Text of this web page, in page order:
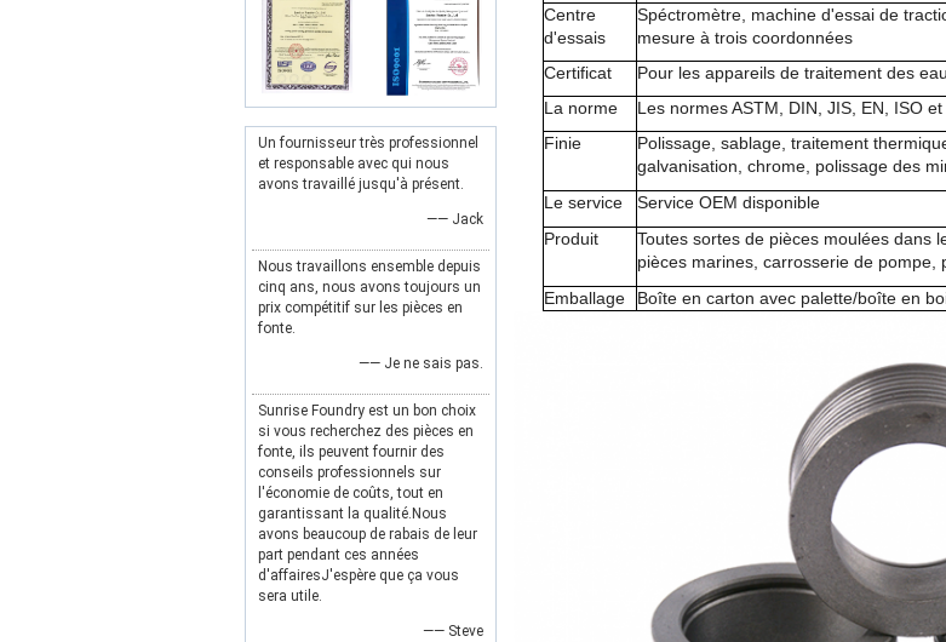
Un fournisseur très professionnel
et responsable avec qui nous
avons travaillé jusqu'à présent.
—— Jack
Nous travaillons ensemble depuis
cinq ans, nous avons toujours un
prix compétitif sur les pièces en
fonte.
—— Je ne sais pas.
Sunrise Foundry est un bon choix
si vous recherchez des pièces en
fonte, ils peuvent fournir des
conseils professionnels sur
l'économie de coûts, tout en
garantissant la qualité.Nous
avons beaucoup de rabais de leur
part pendant ces années
d'affairesJ'espère que ça vous
sera utile.
—— Steve
Centre
d'essais
Spéctromètre, machine d'essai de
mesure à trois coordonnées
Certificat
Pour les appareils de traitement des
La norme
Les normes ASTM, DIN, JIS, EN, ISO et
Finie
Polissage, sablage, traitement
galvanisation, chrome, polissage des
Le service
Service OEM disponible
Produit
Toutes sortes de pièces moulées dans
pièces marines, carrosserie de
Emballage
Boîte en carton avec palette/boîte en